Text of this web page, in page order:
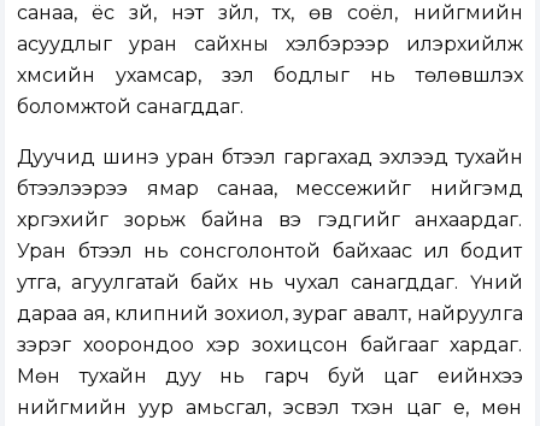
санаа, ёс зүй, үнэт зүйл, түүх, өв соёл, нийгмийн
асуудлыг уран сайхны хэлбэрээр илэрхийлж
хүмүүсийн ухамсар, үзэл бодлыг нь төлөвшүүлэх
боломжтой санагддаг.
Дуучид шинэ уран бүтээл гаргахад эхлээд тухайн
бүтээлээрээ ямар санаа, мессежийг нийгэмд
хүргэхийг зорьж байна вэ гэдгийг анхаардаг.
Уран бүтээл нь сонсголонтой байхаас илүү бодит
утга, агуулгатай байх нь чухал санагддаг. Үүний
дараа ая, клипний зохиол, зураг авалт, найруулга
зэрэг хоорондоо хэр зохицсон байгааг хардаг.
Мөн тухайн дуу нь гарч буй цаг үеийнхээ
нийгмийн уур амьсгал, эсвэл түүхэн цаг үе, мөн